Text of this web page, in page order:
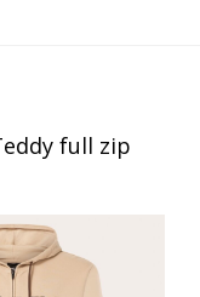
full zip